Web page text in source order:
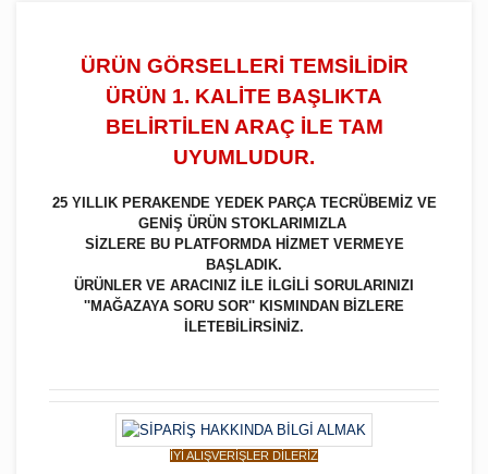
ÜRÜN GÖRSELLERİ TEMSİLİDİR
ÜRÜN 1. KALİTE BAŞLIKTA
BELİRTİLEN ARAÇ İLE TAM
UYUMLUDUR.
25 YILLIK PERAKENDE YEDEK PARÇA TECRÜBEMİZ VE
GENİŞ ÜRÜN STOKLARIMIZLA
SİZLERE BU PLATFORMDA HİZMET VERMEYE
BAŞLADIK.
ÜRÜNLER VE ARACINIZ İLE İLGİLİ SORULARINIZI
''MAĞAZAYA SORU SOR'' KISMINDAN BİZLERE
İLETEBİLİRSİNİZ.
İYİ ALIŞVERİŞLER DİLERİZ